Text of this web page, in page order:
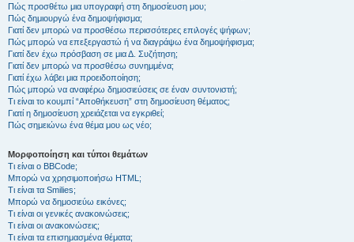
Πώς προσθέτω μια υπογραφή στη δημοσίευση μου;
Πώς δημιουργώ ένα δημοψήφισμα;
Γιατί δεν μπορώ να προσθέσω περισσότερες επιλογές ψήφων;
Πώς μπορώ να επεξεργαστώ ή να διαγράψω ένα δημοψήφισμα;
Γιατί δεν έχω πρόσβαση σε μια Δ. Συζήτηση;
Γιατί δεν μπορώ να προσθέσω συνημμένα;
Γιατί έχω λάβει μια προειδοποίηση;
Πώς μπορώ να αναφέρω δημοσιεύσεις σε έναν συντονιστή;
Τι είναι το κουμπί “Αποθήκευση” στη δημοσίευση θέματος;
Γιατί η δημοσίευση χρειάζεται να εγκριθεί;
Πώς σημειώνω ένα θέμα μου ως νέο;
Μορφοποίηση και τύποι θεμάτων
Τι είναι ο BBCode;
Μπορώ να χρησιμοποιήσω HTML;
Τι είναι τα Smilies;
Μπορώ να δημοσιεύω εικόνες;
Τι είναι οι γενικές ανακοινώσεις;
Τι είναι οι ανακοινώσεις;
Τι είναι τα επισημασμένα θέματα;